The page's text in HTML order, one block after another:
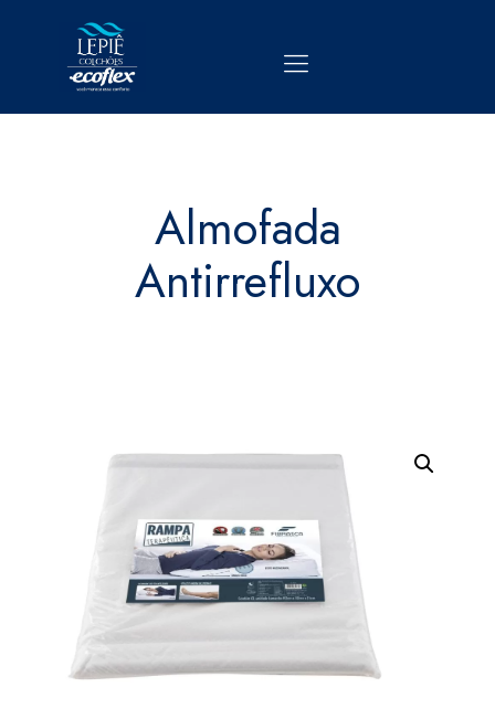
Almofada
Antirrefluxo